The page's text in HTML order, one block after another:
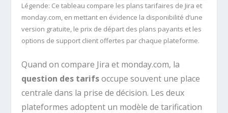
Légende: Ce tableau compare les plans tarifaires de Jira et
monday.com, en mettant en évidence la disponibilité d’une
version gratuite, le prix de départ des plans payants et les
options de support client offertes par chaque plateforme.
Quand on compare Jira et monday.com, la
question des tarifsoccupe souvent une place
centrale dans la prise de décision. Les deux
plateformes adoptent un modèle de tarification